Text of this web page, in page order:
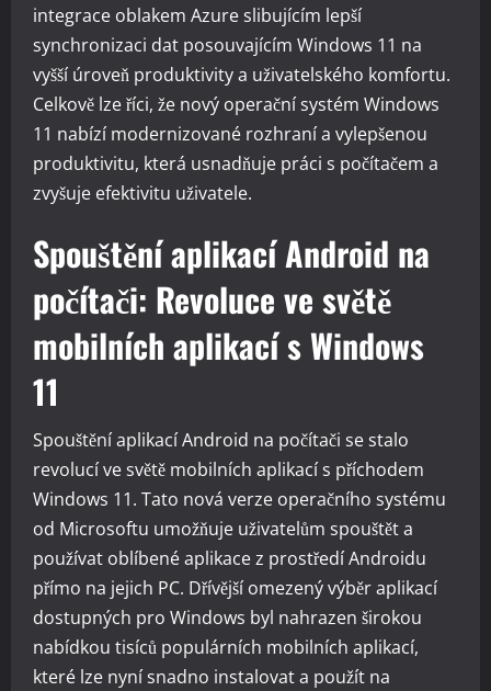
integrace oblakem Azure slibujícím lepší
synchronizaci dat posouvajícím Windows 11 na
vyšší úroveň produktivity a uživatelského komfortu.
Celkově lze říci, že nový operační systém Windows
11 nabízí modernizované rozhraní a vylepšenou
produktivitu, která usnadňuje práci s počítačem a
zvyšuje efektivitu uživatele.
Spouštění aplikací Android na
počítači: Revoluce ve světě
mobilních aplikací s Windows
11
Spouštění aplikací Android na počítači se stalo
revolucí ve světě mobilních aplikací s příchodem
Windows 11. Tato nová verze operačního systému
od Microsoftu umožňuje uživatelům spouštět a
používat oblíbené aplikace z prostředí Androidu
přímo na jejich PC. Dřívější omezený výběr aplikací
dostupných pro Windows byl nahrazen širokou
nabídkou tisíců populárních mobilních aplikací,
které lze nyní snadno instalovat a použít na